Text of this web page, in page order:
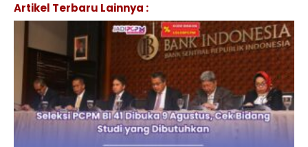
Artikel Terbaru Lainnya :